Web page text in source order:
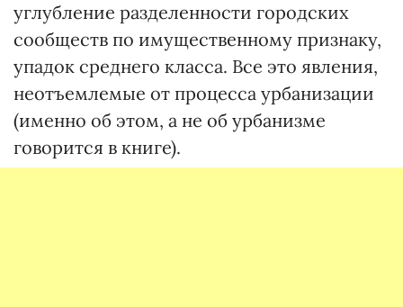
углубление разделенности городских
сообществ по имущественному признаку,
упадок среднего класса. Все это явления,
неотъемлемые от процесса урбанизации
(именно об этом, а не об урбанизме
говорится в книге).